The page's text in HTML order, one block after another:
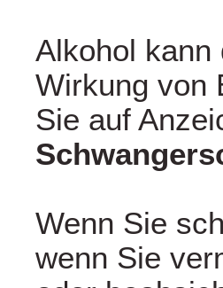
Alkohol kann
Wirkung von
Sie auf
Wenn Sie
wenn Sie